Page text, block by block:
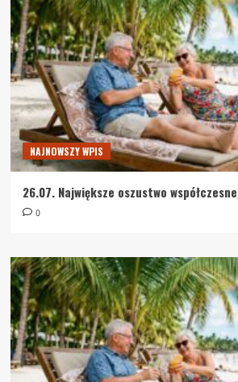
NAJNOWSZY WPIS
26.07. Największe oszustwo
0